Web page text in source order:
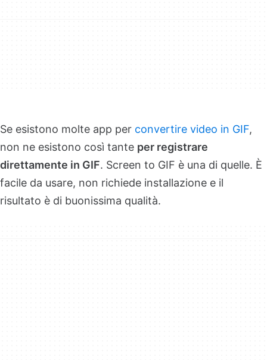
Se esistono molte app per convertire video in GIF,
non ne esistono così tante per registrare
direttamente in GIF. Screen to GIF è una di quelle. È
facile da usare, non richiede installazione e il
risultato è di buonissima qualità.